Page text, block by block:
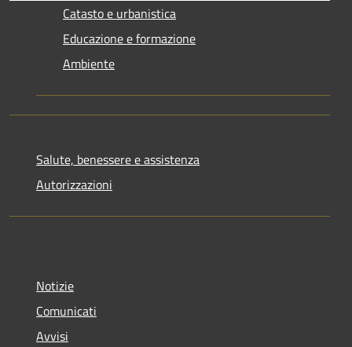
Catasto e urbanistica
Educazione e formazione
Ambiente
Salute, benessere e assistenza
Autorizzazioni
Notizie
Comunicati
Avvisi